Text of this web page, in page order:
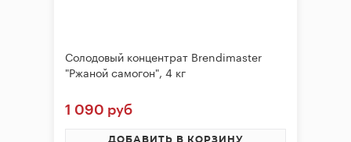
Солодовый концентрат Brendimaster
"Ржаной самогон", 4 кг
1 090 руб
ДОБАВИТЬ В КОРЗИНУ